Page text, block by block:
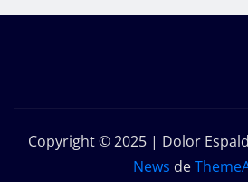
Copyright © 2025 | Dolor
News de